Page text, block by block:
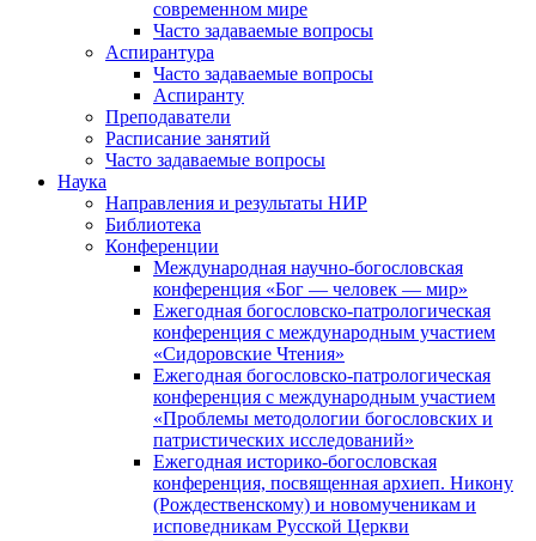
современном мире
Часто задаваемые вопросы
Аспирантура
Часто задаваемые вопросы
Аспиранту
Преподаватели
Расписание занятий
Часто задаваемые вопросы
Наука
Направления и результаты НИР
Библиотека
Конференции
Международная научно-богословская
конференция «Бог — человек — мир»
Ежегодная богословско-патрологическая
конференция с международным участием
«Сидоровские Чтения»
Ежегодная богословско-патрологическая
конференция с международным участием
«Проблемы методологии богословских и
патристических исследований»
Ежегодная историко-богословская
конференция, посвященная архиеп. Никону
(Рождественскому) и новомученикам и
исповедникам Русской Церкви